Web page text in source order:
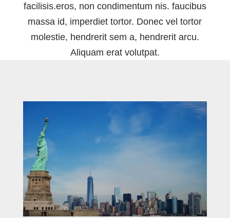
facilisis.eros, non condimentum nis. faucibus
massa id, imperdiet tortor. Donec vel tortor
molestie, hendrerit sem a, hendrerit arcu.
Aliquam erat volutpat.